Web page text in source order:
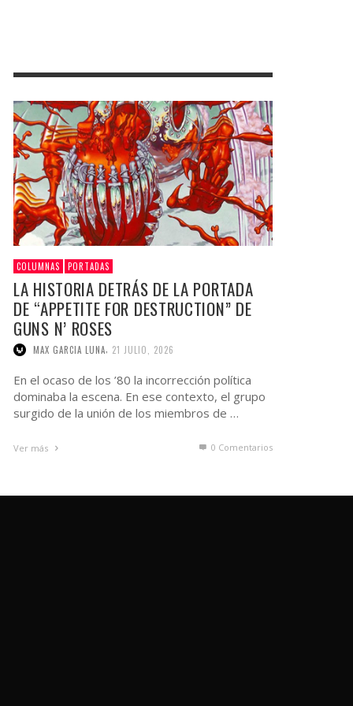
COLUMNAS PORTADAS
LA HISTORIA DETRÁS DE LA PORTADA
DE “APPETITE FOR DESTRUCTION” DE
GUNS N’ ROSES
MAX GARCIA LUNA, 21 JULIO, 2026
En el ocaso de los ’80 la incorrección política
dominaba la escena. En ese contexto, el grupo
surgido de la unión de los miembros de …
Ver más 0 Comentarios